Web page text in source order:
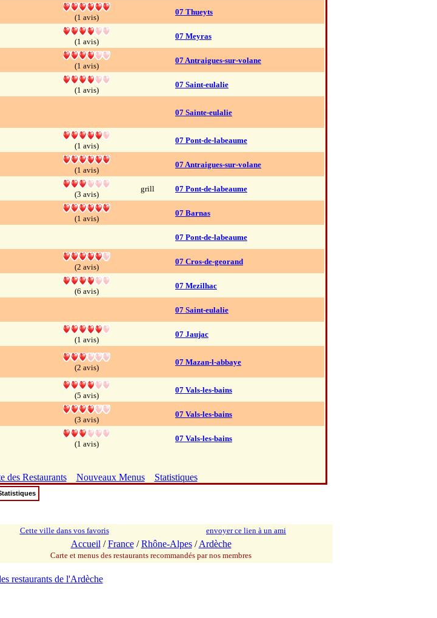
(1 avis)
07 Thueyts
(1 avis)
07 Meyras
(1 avis)
07 Antraigues-sur-volane
(1 avis)
07 Saint-eulalie
07 Sainte-eulalie
(1 avis)
07 Pont-de-labeaume
(1 avis)
07 Antraigues-sur-volane
(3 avis)
grill 07 Pont-de-labeaume
(1 avis)
07 Barnas
07 Pont-de-labeaume
(2 avis)
07 Cros-de-georand
(6 avis)
07 Mezilhac
07 Saint-eulalie
(1 avis)
07 Jaujac
(2 avis)
07 Mazan-l-abbaye
(5 avis)
07 Vals-les-bains
(3 avis)
07 Vals-les-bains
(1 avis)
07 Vals-les-bains
des Restaurants Nouveaux Menus Statistiques
Cette ville dans vos favoris envoyer ce lien à un ami
Accueil /France/Rhône-Alpes/Ardèche
Carte et menus des restaurants recommandés par nos membres
restaurants de l'Ardèche